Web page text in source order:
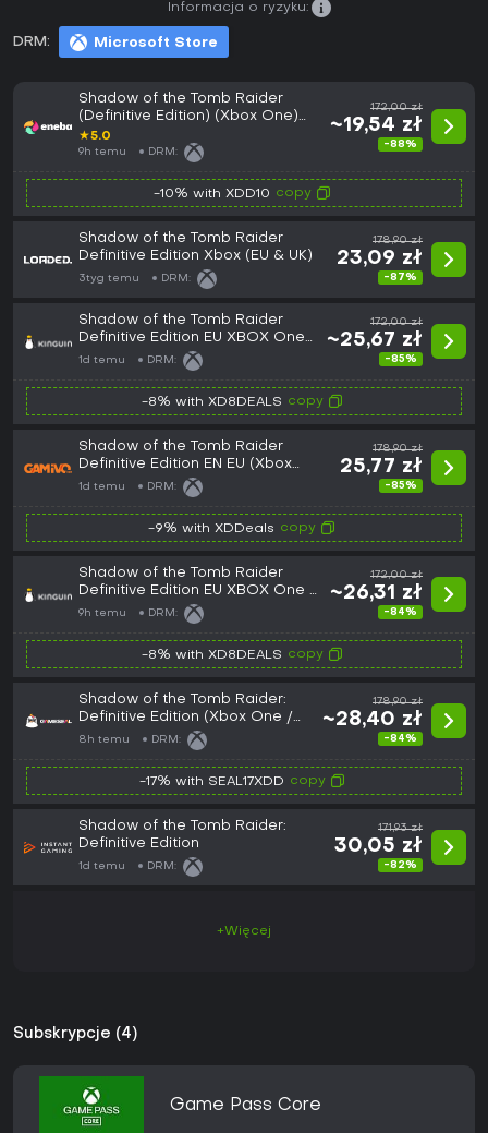
DRM: Microsoft Store
Informacja o ryzyku:
Shadow of the Tomb Raider
(Definitive Edition) (Xbox One)
Xbox Live Key EUROPE
★5.0
9h temu DRM:
172,00 zł
~19,54 zł
-88%
-10% with XDD10 copy
Shadow of the Tomb Raider
Definitive Edition Xbox (EU & UK)
3tyg temu DRM:
178,90 zł
23,09 zł
-87%
Shadow of the Tomb Raider
Definitive Edition EU XBOX One
CD Key
1d temu DRM:
172,00 zł
~25,67 zł
-85%
-8% with XD8DEALS copy
Shadow of the Tomb Raider
Definitive Edition EN EU (Xbox
One/Series)
1d temu DRM:
178,90 zł
25,77 zł
-85%
-9% with XDDeals copy
Shadow of the Tomb Raider
Definitive Edition EU XBOX One /
Xbox Series X|S CD Key
9h temu DRM:
172,00 zł
~26,31 zł
-84%
-8% with XD8DEALS copy
Shadow of the Tomb Raider:
Definitive Edition (Xbox One /
Xbox Series X|S) Xbox Live Key
8h temu DRM:
178,90 zł
~28,40 zł
-84%
-17% with SEAL17XDD copy
Shadow of the Tomb Raider:
Definitive Edition
1d temu DRM:
171,93 zł
30,05 zł
-82%
+Więcej
Subskrypcje (4)
Game Pass Core